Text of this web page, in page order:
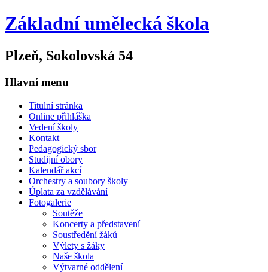
Základní umělecká škola
Plzeň, Sokolovská 54
Hlavní menu
Titulní stránka
Online přihláška
Vedení školy
Kontakt
Pedagogický sbor
Studijní obory
Kalendář akcí
Orchestry a soubory školy
Úplata za vzdělávání
Fotogalerie
Soutěže
Koncerty a představení
Soustředění žáků
Výlety s žáky
Naše škola
Výtvarné oddělení